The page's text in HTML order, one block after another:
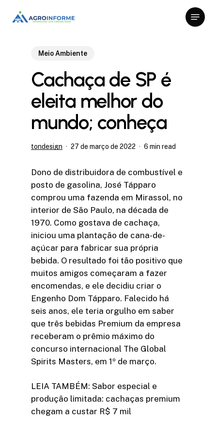
Menu
Meio Ambiente
Cachaça de SP é
eleita melhor do
mundo; conheça
tondesign 27 de março de 2022 6 min read
Dono de distribuidora de combustível e
posto de gasolina, José Tápparo
comprou uma fazenda em Mirassol, no
interior de São Paulo, na década de
1970. Como gostava de cachaça,
iniciou uma plantação de cana-de-
açúcar para fabricar sua própria
bebida. O resultado foi tão positivo que
muitos amigos começaram a fazer
encomendas, e ele decidiu criar o
Engenho Dom Tápparo. Falecido há
seis anos, ele teria orgulho em saber
que três bebidas Premium da empresa
receberam o prêmio máximo do
concurso internacional The Global
Spirits Masters, em 1º de março.
LEIA TAMBÉM: Sabor especial e
produção limitada: cachaças premium
chegam a custar R$ 7 mil